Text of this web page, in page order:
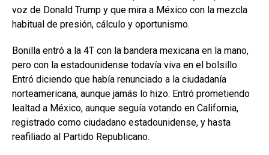
voz de Donald Trump y que mira a México con la mezcla
habitual de presión, cálculo y oportunismo.
Bonilla entró a la 4T con la bandera mexicana en la mano,
pero con la estadounidense todavía viva en el bolsillo.
Entró diciendo que había renunciado a la ciudadanía
norteamericana, aunque jamás lo hizo. Entró prometiendo
lealtad a México, aunque seguía votando en California,
registrado como ciudadano estadounidense, y hasta
reafiliado al Partido Republicano.